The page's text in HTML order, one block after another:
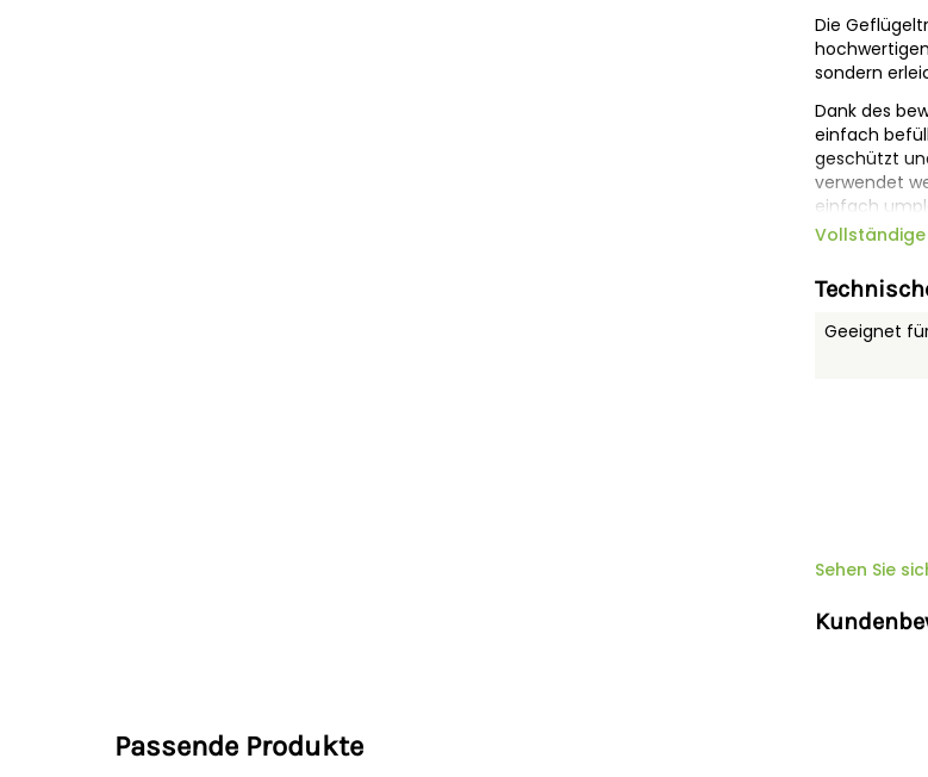
Die
sondern
Dank des
einfach
geschützt
verwendet
einfach
Boden
Dank dieser
Abstand
unebenem
Hersteller:
Geeignet
Sehen Sie
Passende Produkte